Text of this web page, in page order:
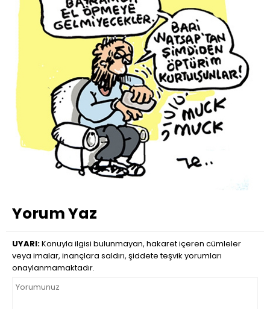
Yorum Yaz
UYARI:Konuyla ilgisi bulunmayan, hakaret içeren cümleler
veya imalar, inançlara saldırı, şiddete teşvik yorumları
onaylanmamaktadır.